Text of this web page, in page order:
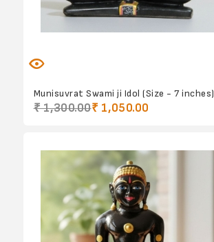
Munisuvrat Swami ji Idol (Size - 7 inches)
₹ 1,300.00₹ 1,050.00